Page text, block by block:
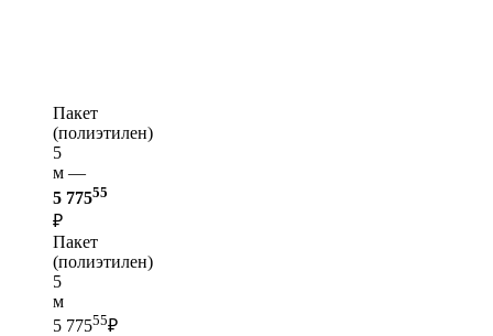
Пакет
(полиэтилен)
5
м —
5 77555
₽
Пакет
(полиэтилен)
5
м
5 77555₽